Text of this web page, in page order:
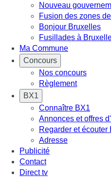
Nouveau
Fusion des zones
Bonjour Bruxelles
Fusillades à
Ma Commune
Concours
Nos concours
Règlement
BX1
Connaître BX1
Annonces et offres
Regarder et écouter
Adresse
Publicité
Contact
Direct tv